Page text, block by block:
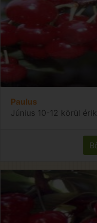
Paulus
Június 10-12 körül